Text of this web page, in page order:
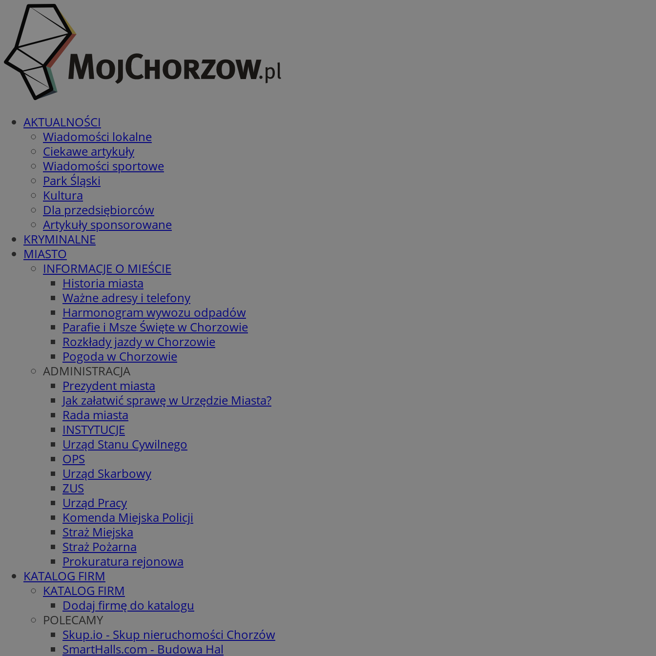
AKTUALNOŚCI
Wiadomości lokalne
Ciekawe artykuły
Wiadomości sportowe
Park Śląski
Kultura
Dla przedsiębiorców
Artykuły sponsorowane
KRYMINALNE
MIASTO
INFORMACJE O MIEŚCIE
Historia miasta
Ważne adresy i telefony
Harmonogram wywozu odpadów
Parafie i Msze Święte w Chorzowie
Rozkłady jazdy w Chorzowie
Pogoda w Chorzowie
ADMINISTRACJA
Prezydent miasta
Jak załatwić sprawę w Urzędzie Miasta?
Rada miasta
INSTYTUCJE
Urząd Stanu Cywilnego
OPS
Urząd Skarbowy
ZUS
Urząd Pracy
Komenda Miejska Policji
Straż Miejska
Straż Pożarna
Prokuratura rejonowa
KATALOG FIRM
KATALOG FIRM
Dodaj firmę do katalogu
POLECAMY
Skup.io - Skup nieruchomości Chorzów
SmartHalls.com - Budowa Hal